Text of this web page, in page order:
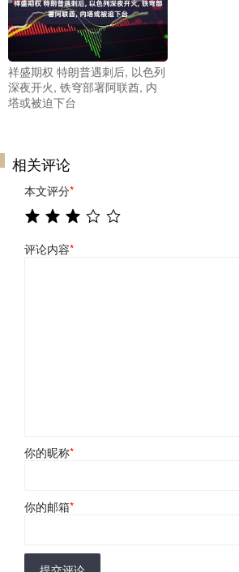
祥盛期权 特朗普遇刺后, 以色列
深夜开火, 铁穹部署阿联酋, 内
塔或被迫下台
相关评论
本文评分*
评论内容*
你的昵称*
你的邮箱*